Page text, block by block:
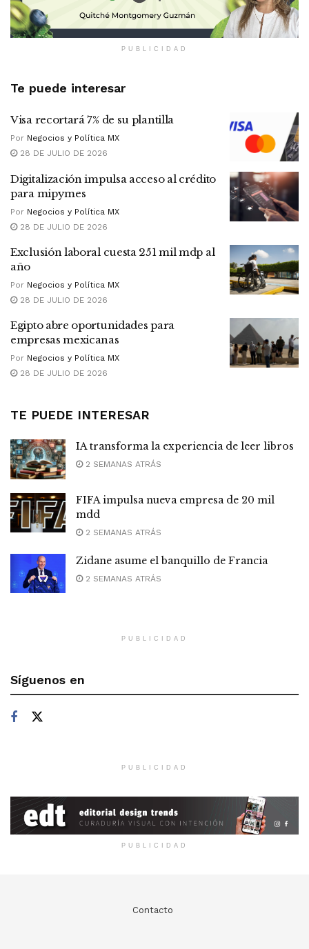
PUBLICIDAD
Te puede interesar
Visa recortará 7% de su plantilla
Por Negocios y Política MX
28 DE JULIO DE 2026
Digitalización impulsa acceso al crédito
para mipymes
Por Negocios y Política MX
28 DE JULIO DE 2026
Exclusión laboral cuesta 251 mil mdp al
año
Por Negocios y Política MX
28 DE JULIO DE 2026
Egipto abre oportunidades para
empresas mexicanas
Por Negocios y Política MX
28 DE JULIO DE 2026
TE PUEDE INTERESAR
IA transforma la experiencia de leer libros
2 SEMANAS ATRÁS
FIFA impulsa nueva empresa de 20 mil
mdd
2 SEMANAS ATRÁS
Zidane asume el banquillo de Francia
2 SEMANAS ATRÁS
PUBLICIDAD
Síguenos en
PUBLICIDAD
PUBLICIDAD
Contacto